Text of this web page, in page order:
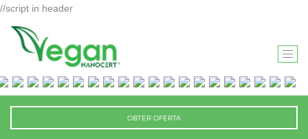
//script in header
T
O
G
G
L
OBTER OFERTA